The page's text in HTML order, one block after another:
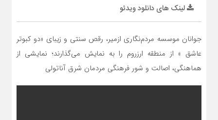
لینک های دانلود ویدئو
جوانان موسسه مردم‌نگاری ازمیر، رقص سنتی و زیبای «دو کبوتر
عاشق » از منطقه ارزروم را به نمایش می‌گذارند؛ نمایشی از
هماهنگی، اصالت و شور فرهنگی مردمان شرق آناتولی